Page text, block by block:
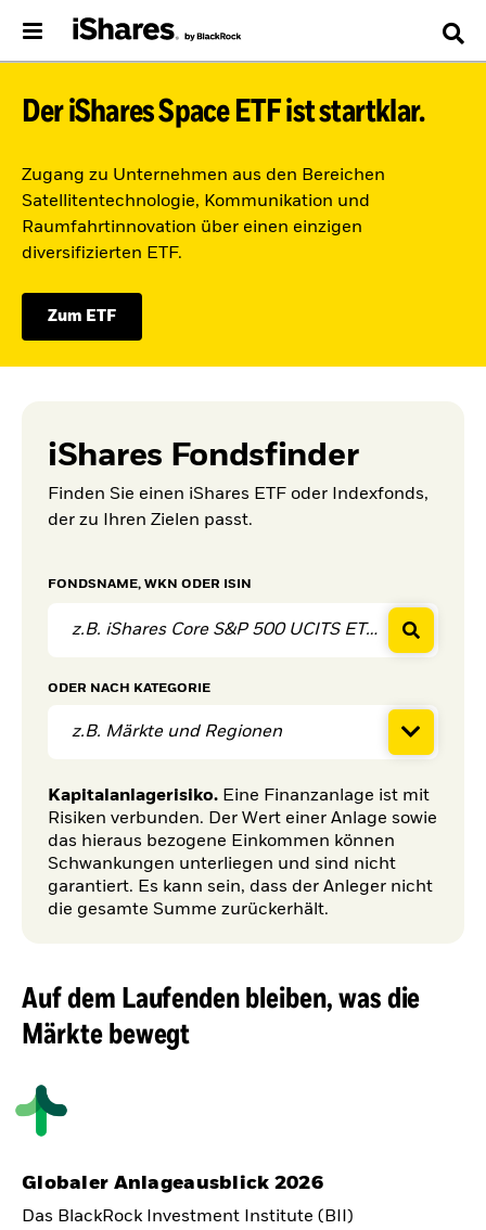
Der iShares Space ETF ist startklar.
Zugang zu Unternehmen aus den Bereichen
Satellitentechnologie, Kommunikation und
Raumfahrtinnovation über einen einzigen
diversifizierten ETF.
Zum ETF
iShares Fondsfinder
Finden Sie einen iShares ETF oder Indexfonds,
der zu Ihren Zielen passt.
FONDSNAME, WKN ODER ISIN
ODER NACH KATEGORIE
z.B. Märkte und Regionen
Kapitalanlagerisiko. Eine Finanzanlage ist mit
Risiken verbunden. Der Wert einer Anlage sowie
das hieraus bezogene Einkommen können
Schwankungen unterliegen und sind nicht
garantiert. Es kann sein, dass der Anleger nicht
die gesamte Summe zurückerhält.
Auf dem Laufenden bleiben, was die
Märkte bewegt
Globaler Anlageausblick 2026
Das BlackRock Investment Institute (BII)